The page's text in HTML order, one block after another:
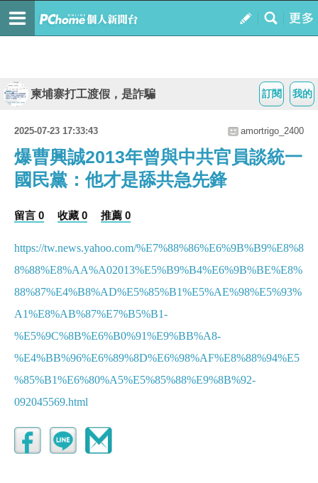
我的
訂閱
柬埔寨打工渡假，是詐騙
2025-07-23 17:33:43 amortrigo_2400
爆曹興誠2013年曾與中共官員談統一
國民黨：他才是舔共急先鋒
留言 0 收藏 0 推薦 0
https://tw.news.yahoo.com/%E7%88%86%E6%9B%B9%E8%8
8%88%E8%AA%A02013%E5%B9%B4%E6%9B%BE%E8%
88%87%E4%B8%AD%E5%85%B1%E5%AE%98%E5%93%
A1%E8%AB%87%E7%B5%B1-
%E5%9C%8B%E6%B0%91%E9%BB%A8-
%E4%BB%96%E6%89%8D%E6%98%AF%E8%88%94%E5
%85%B1%E6%80%A5%E5%85%88%E9%8B%92-
092045569.html